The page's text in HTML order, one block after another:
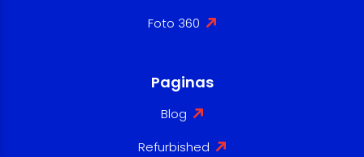
Foto 360
Paginas
Blog
Refurbished